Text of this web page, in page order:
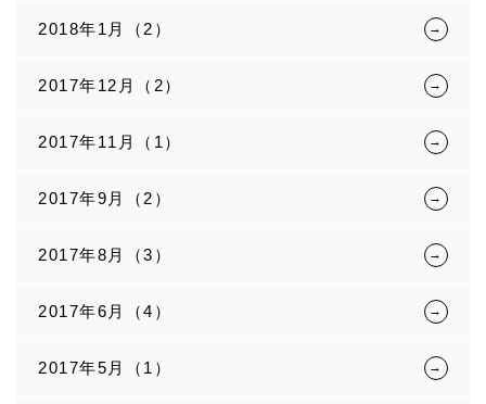
2018年1月（2）
2017年12月（2）
2017年11月（1）
2017年9月（2）
2017年8月（3）
2017年6月（4）
2017年5月（1）